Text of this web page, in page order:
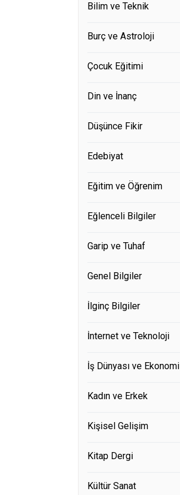
Bilim ve Teknik
Burç ve Astroloji
Çocuk Eğitimi
Din ve İnanç
Düşünce Fikir
Edebiyat
Eğitim ve Öğrenim
Eğlenceli Bilgiler
Garip ve Tuhaf
Genel Bilgiler
İlginç Bilgiler
İnternet ve Teknoloji
İş Dünyası ve Ekonomi
Kadın ve Erkek
Kişisel Gelişim
Kitap Dergi
Kültür Sanat